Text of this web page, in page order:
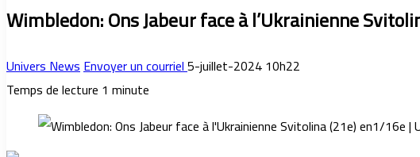
Wimbledon: Ons Jabeur face à l’Ukrainienne
Univers NewsEnvoyer un courriel5-juillet-2024 10h22
Temps de lecture 1 minute